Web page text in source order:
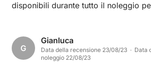
disponibili durante tutto il noleggio
veramente di noleggiare la barca di
vivere una giornata indimenticabile e
bellissime isole.
G
Gianluca
Data della recensione 23/08/23 · Data
noleggio 22/08/23